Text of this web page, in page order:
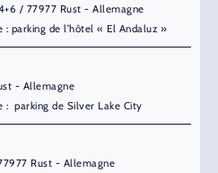
/ 77977 Rust - Allemagne
: parking de l’hôtel « El Andaluz »
- Allemagne
: parking de Silver Lake City
Rust - Allemagne